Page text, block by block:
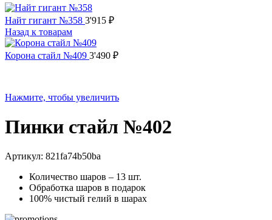
Найт гигант №358 3'915 ₽
Назад к товарам
Корона стайл №409 3'490 ₽
Нажмите, чтобы увеличить
Пинки стайл №402
Артикул: 821fa74b50ba
Количество шаров – 13 шт.
Обработка шаров в подарок
100% чистый гелий в шарах